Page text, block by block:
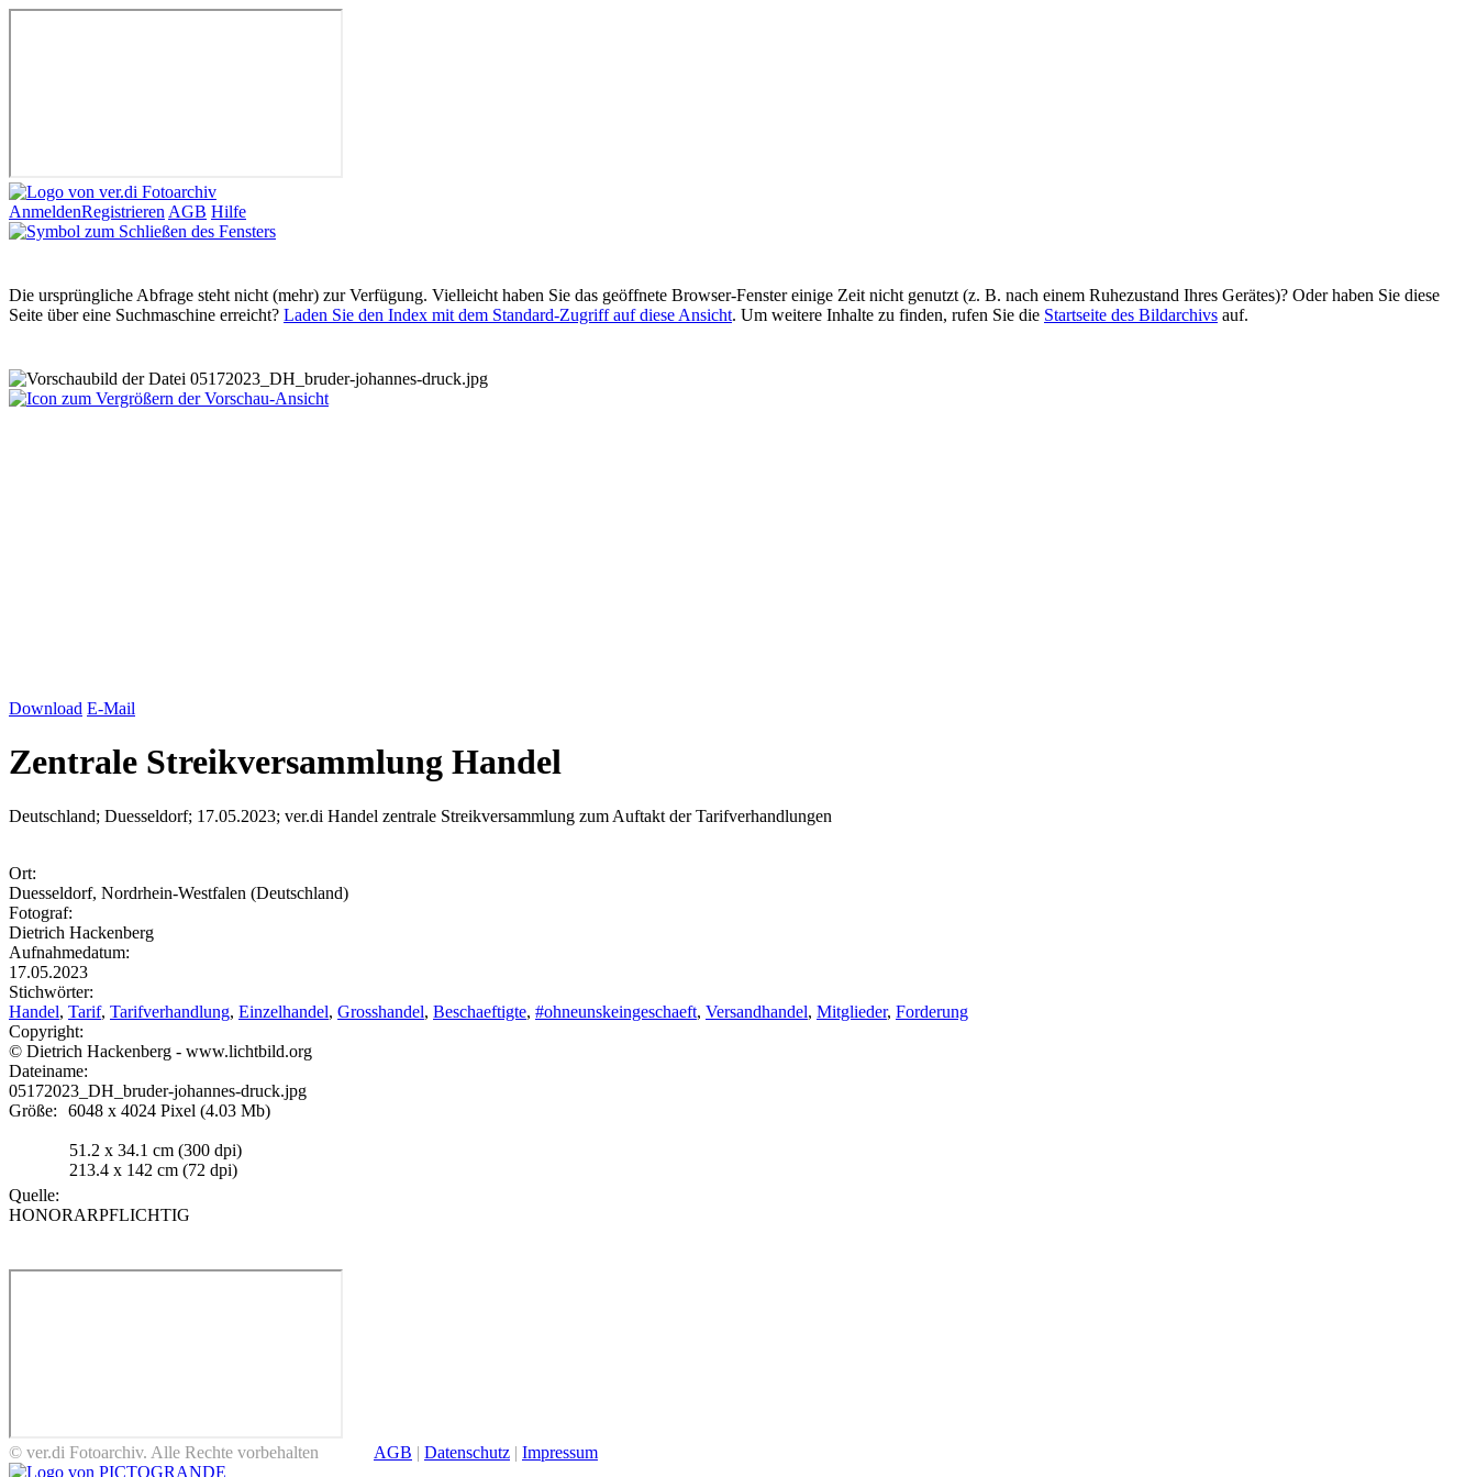
AnmeldenRegistrieren AGB Hilfe
Die ursprüngliche Abfrage steht nicht (mehr) zur Verfügung. Vielleicht haben Sie das geöffnete Browser-Fenster einige Zeit nicht genutzt (z. B. nach einem Ruhezustand Ihres Gerätes)? Oder haben Sie diese
Seite über eine Suchmaschine erreicht? Laden Sie den Index mit dem Standard-Zugriff auf diese Ansicht. Um weitere Inhalte zu finden, rufen Sie die Startseite des Bildarchivs auf.
Download E-Mail
Zentrale Streikversammlung Handel
Deutschland; Duesseldorf; 17.05.2023; ver.di Handel zentrale Streikversammlung zum Auftakt der Tarifverhandlungen
Ort:
Duesseldorf, Nordrhein-Westfalen (Deutschland)
Fotograf:
Dietrich Hackenberg
Aufnahmedatum:
17.05.2023
Stichwörter:
Handel, Tarif, Tarifverhandlung, Einzelhandel, Grosshandel, Beschaeftigte, #ohneunskeingeschaeft, Versandhandel, Mitglieder, Forderung
Copyright:
© Dietrich Hackenberg - www.lichtbild.org
Dateiname:
05172023_DH_bruder-johannes-druck.jpg
Größe:
6048 x 4024 Pixel (4.03 Mb)
51.2 x 34.1 cm (300 dpi)
213.4 x 142 cm (72 dpi)
Quelle:
HONORARPFLICHTIG
© ver.di Fotoarchiv. Alle Rechte vorbehalten AGB | Datenschutz | Impressum